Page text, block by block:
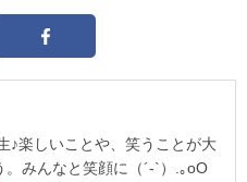
♪楽しいことや、笑うことが大
みんなと笑顔に（´-`）.｡oO